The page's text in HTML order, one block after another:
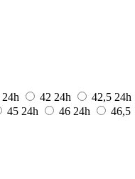
24h 42 24h 42,5 24h
45 24h 46 24h
46,5